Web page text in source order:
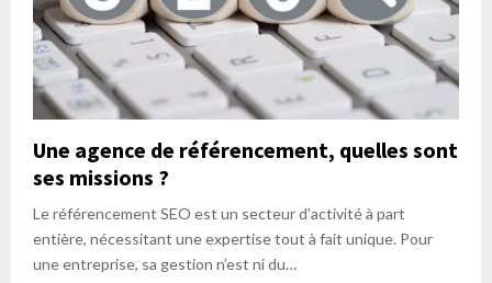
Une agence de référencement, quelles sont
ses missions ?
Le référencement SEO est un secteur d’activité à part
entière, nécessitant une expertise tout à fait unique. Pour
une entreprise, sa gestion n’est ni du…